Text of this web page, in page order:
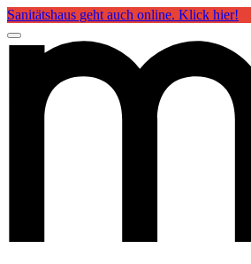
Sanitätshaus geht auch online. Klick hier!